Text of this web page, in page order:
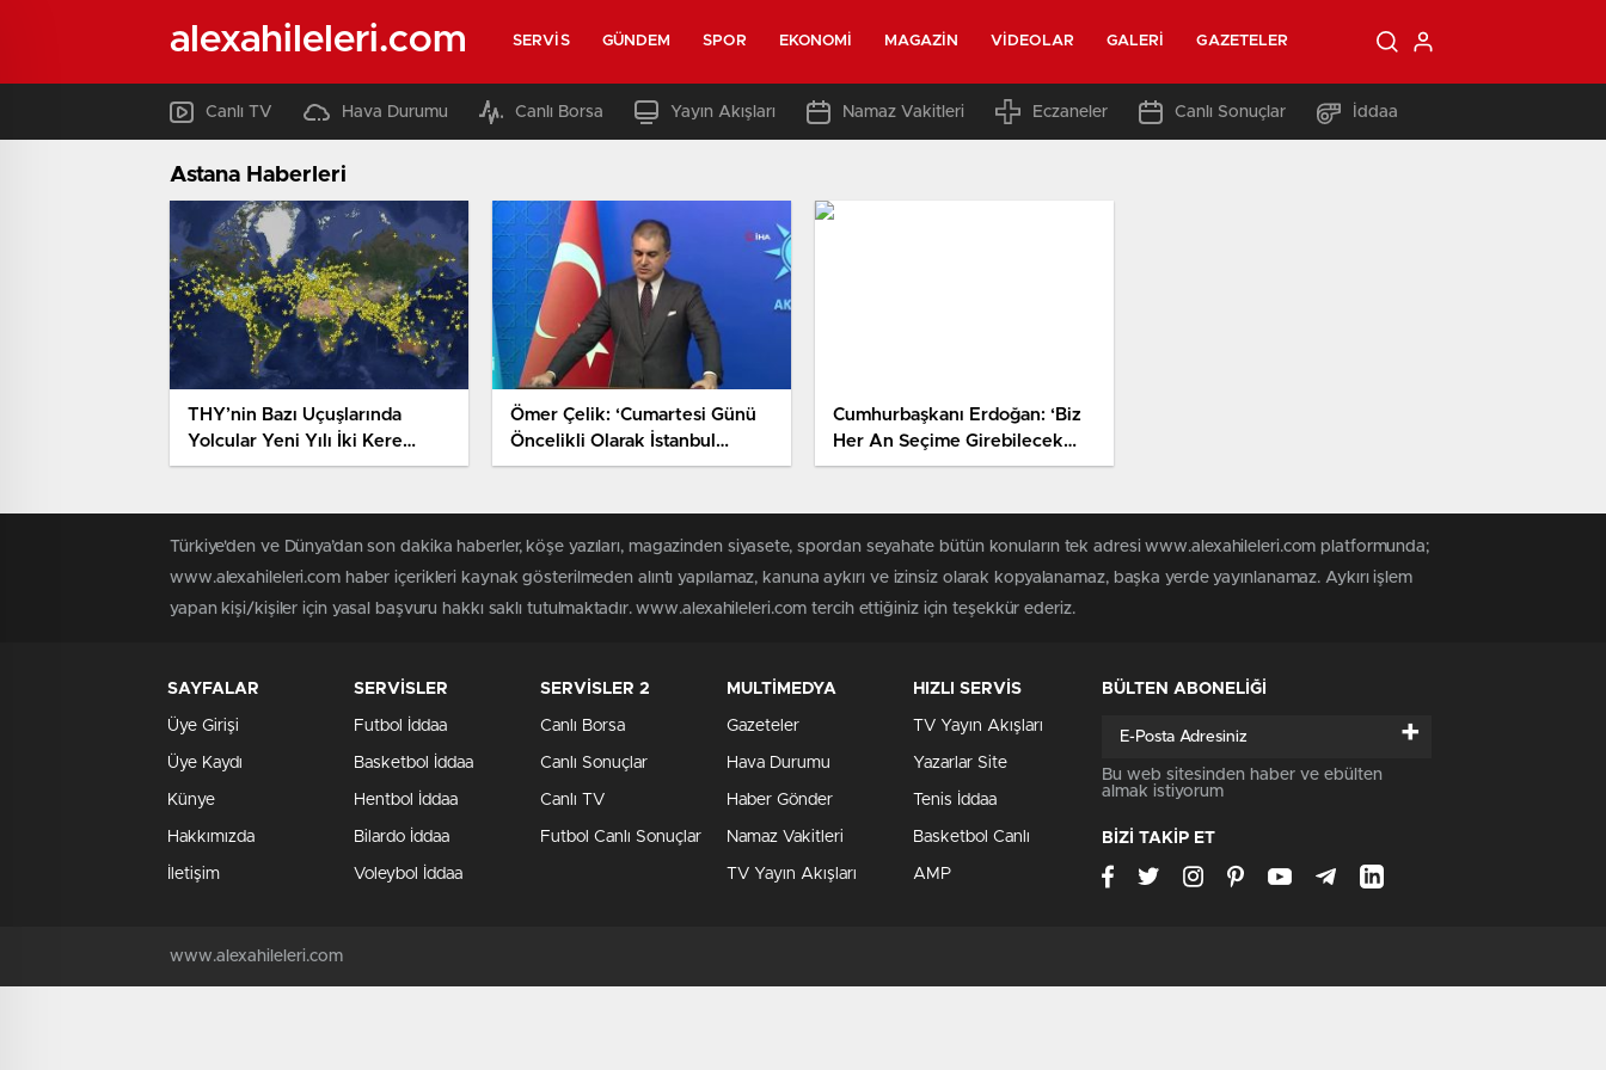
alexahileleri.com SERVIS GÜNDEM SPOR EKONOMI MAGAZIN VIDEOLAR GALERI GAZETELER
Canlı TV Hava Durumu Canlı Borsa Yayın Akışları Namaz Vakitleri Eczaneler Canlı Sonuçlar İddaa
Astana Haberleri
THY’nin Bazı Uçuşlarında
Yolcular Yeni Yılı İki Kere
Kutlayacak
Ömer Çelik: ‘Cumartesi Günü
Öncelikli Olarak İstanbul
Büyükşehir Belediye
Cumhurbaşkanı Erdoğan: ‘Biz
Her An Seçime Girebilecek
Rahatlıkta Bir Noktadayız’
Türkiye'den ve Dünya’dan son dakika haberler, köşe yazıları, magazinden siyasete, spordan seyahate bütün konuların tek adresi www.alexahileleri.com platformunda;
www.alexahileleri.com haber içerikleri kaynak gösterilmeden alıntı yapılamaz, kanuna aykırı ve izinsiz olarak kopyalanamaz, başka yerde yayınlanamaz. Aykırı işlem
yapan kişi/kişiler için yasal başvuru hakkı saklı tutulmaktadır. www.alexahileleri.com tercih ettiğiniz için teşekkür ederiz.
SAYFALAR
Üye Girişi
Üye Kaydı
Künye
Hakkımızda
İletişim
SERVİSLER
Futbol İddaa
Basketbol İddaa
Hentbol İddaa
Bilardo İddaa
Voleybol İddaa
SERVİSLER 2
Canlı Borsa
Canlı Sonuçlar
Canlı TV
Futbol Canlı Sonuçlar
MULTİMEDYA
Gazeteler
Hava Durumu
Haber Gönder
Namaz Vakitleri
TV Yayın Akışları
HIZLI SERVİS
TV Yayın Akışları
Yazarlar Site
Tenis İddaa
Basketbol Canlı
AMP
BÜLTEN ABONELİĞİ
+
Bu web sitesinden haber ve ebülten
almak istiyorum
BİZİ TAKİP ET
www.alexahileleri.com